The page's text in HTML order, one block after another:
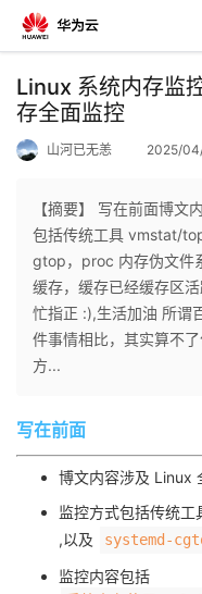
返
回
个
人
主
页
我
的
开
发
我
Linux 系统内存监
存全面监控
山河已无恙 2025/
【摘要】 写在前面博文
包括传统工具 vmstat/
gtop，proc 内存伪文件
缓存，缓存已经缓存区
忙指正 :),生活加油 所谓
件事情相比，其实算不
方...
写在前面
博文内容涉及 Linux
监控方式包括传统工
,以及 systemd-
监控内容包括